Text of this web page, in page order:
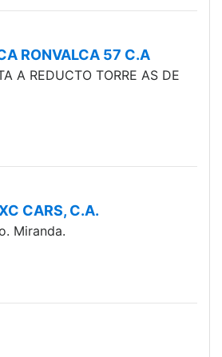
RONVALCA 57 C.A
A REDUCTO TORRE AS DE
CARS, C.A.
Miranda.